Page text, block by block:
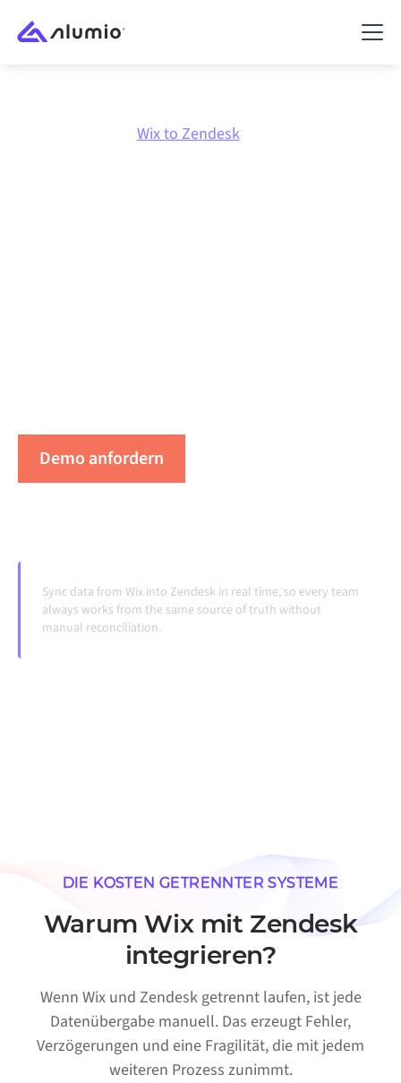
Wix to Zendesk
Demo anfordern
Sync data from Wix into Zendesk in real time, so every team
always works from the same source of truth without
manual reconciliation.
DIE KOSTEN GETRENNTER SYSTEME
Warum Wix mit Zendesk
integrieren?
Wenn Wix und Zendesk getrennt laufen, ist jede
Datenübergabe manuell. Das erzeugt Fehler,
Verzögerungen und eine Fragilität, die mit jedem
weiteren Prozess zunimmt.